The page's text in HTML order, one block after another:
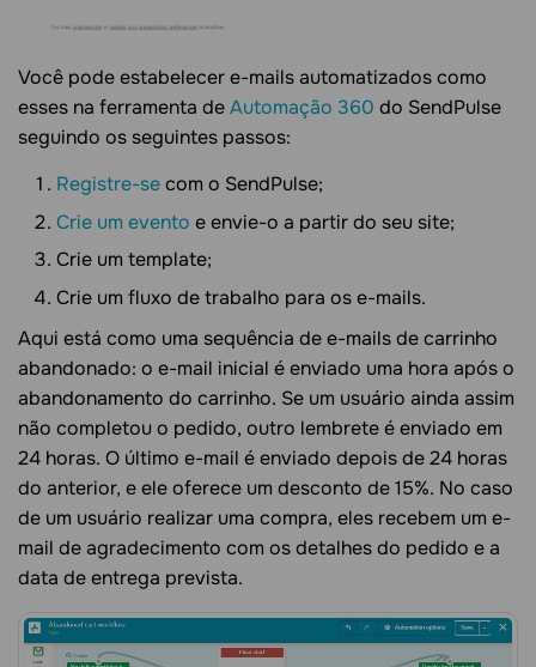
Você pode estabelecer e-mails automatizados como
esses na ferramenta deAutomação 360 do SendPulse
seguindo os seguintes passos:
Registre-secom o SendPulse;
Crie um evento e envie-o a partir do seu site;
Crie um template;
Crie um fluxo de trabalho para os e-mails.
Aqui está como uma sequência de e-mails de carrinho
abandonado: o e-mail inicial é enviado uma hora após o
abandonamento do carrinho. Se um usuário ainda assim
não completou o pedido, outro lembrete é enviado em
24 horas. O último e-mail é enviado depois de 24 horas
do anterior, e ele oferece um desconto de 15%. No caso
de um usuário realizar uma compra, eles recebem um e-
mail de agradecimento com os detalhes do pedido e a
data de entrega prevista.